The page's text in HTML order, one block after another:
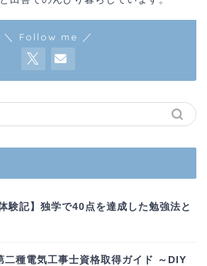
＼ Follow me ／
験記】独学で40点を達成した勉強法と
二種電気工事士資格取得ガイド ～DIY